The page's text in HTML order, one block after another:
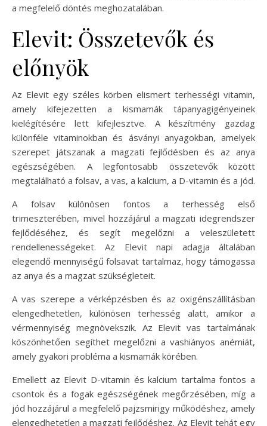
a megfelelő döntés meghozatalában.
Elevit: Összetevők és
előnyök
Az Elevit egy széles körben elismert terhességi vitamin,
amely kifejezetten a kismamák tápanyagigényeinek
kielégítésére lett kifejlesztve. A készítmény gazdag
különféle vitaminokban és ásványi anyagokban, amelyek
szerepet játszanak a magzati fejlődésben és az anya
egészségében. A legfontosabb összetevők között
megtalálható a folsav, a vas, a kalcium, a D-vitamin és a jód.
A folsav különösen fontos a terhesség első
trimeszterében, mivel hozzájárul a magzati idegrendszer
fejlődéséhez, és segít megelőzni a veleszületett
rendellenességeket. Az Elevit napi adagja általában
elegendő mennyiségű folsavat tartalmaz, hogy támogassa
az anya és a magzat szükségleteit.
A vas szerepe a vérképzésben és az oxigénszállításban
elengedhetetlen, különösen terhesség alatt, amikor a
vérmennyiség megnövekszik. Az Elevit vas tartalmának
köszönhetően segíthet megelőzni a vashiányos anémiát,
amely gyakori probléma a kismamák körében.
Emellett az Elevit D-vitamin és kalcium tartalma fontos a
csontok és a fogak egészségének megőrzésében, míg a
jód hozzájárul a megfelelő pajzsmirigy működéshez, amely
elengedhetetlen a magzati fejlődéshez. Az Elevit tehát egy